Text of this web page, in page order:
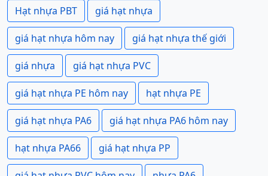
Hạt nhựa PBT giá hạt nhựa
giá hạt nhựa hôm nay giá hạt nhựa thế giới
giá nhựa giá hạt nhựa PVC
giá hạt nhựa PE hôm nay hạt nhựa PE
giá hạt nhựa PA6 giá hạt nhựa PA6 hôm nay
hạt nhựa PA66 giá hạt nhựa PP